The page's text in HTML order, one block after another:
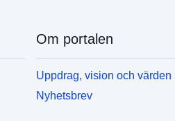
Om portalen
Uppdrag, vision och värden
Nyhetsbrev